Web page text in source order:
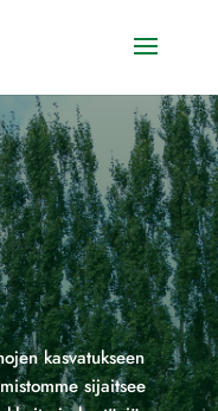
kasvatukseen
sijaitsee